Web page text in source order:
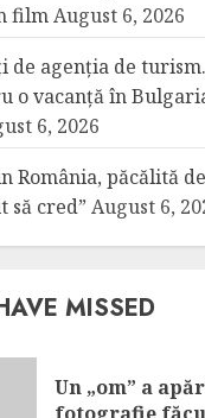
filmAugust 6, 2026
de agenția de
o vacanță în
6, 2026
România, păcălită
să cred” August 6,
MISSED
Un „om” a
fotografie